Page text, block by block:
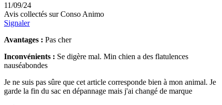
11/09/24
Avis collectés sur Conso Animo
Signaler
Avantages : Pas cher
Inconvénients : Se digère mal. Min chien a des flatulences
nauséabondes
Je ne suis pas sûre que cet article corresponde bien à mon animal. Je
garde la fin du sac en dépannage mais j'ai changé de marque